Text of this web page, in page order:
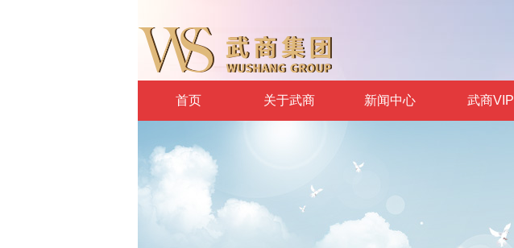
首页 关于武商 新闻中心 武商VIP